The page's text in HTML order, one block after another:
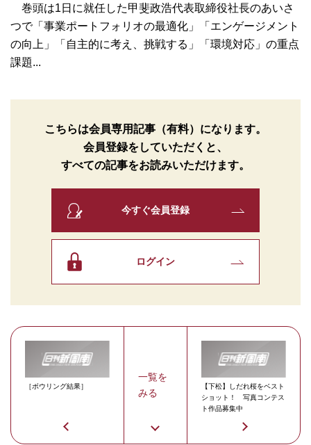
巻頭は1日に就任した甲斐政浩代表取締役社長のあいさ
つで「事業ポートフォリオの最適化」「エンゲージメント
の向上」「自主的に考え、挑戦する」「環境対応」の重点
課題...
こちらは会員専用記事（有料）になります。
会員登録をしていただくと、
すべての記事をお読みいただけます。
今すぐ会員登録
ログイン
［ボウリング結果］
一覧を
みる
【下松】しだれ桜をベスト
ショット！ 写真コンテス
ト作品募集中